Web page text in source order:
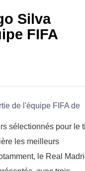
Silva
FIFA
sélectionnés pour le
les meilleurs
le Real